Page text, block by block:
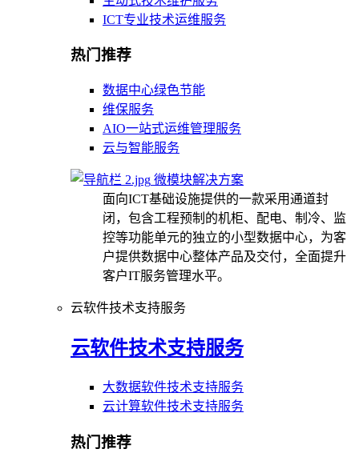
ICT专业技术运维服务
热门推荐
数据中心绿色节能
维保服务
AIO一站式运维管理服务
云与智能服务
微模块解决方案
面向ICT基础设施提供的一款采用通道封
闭，包含工程预制的机柜、配电、制冷、监
控等功能单元的独立的小型数据中心，为客
户提供数据中心整体产品及交付，全面提升
客户IT服务管理水平。
云软件技术支持服务
云软件技术支持服务
大数据软件技术支持服务
云计算软件技术支持服务
热门推荐